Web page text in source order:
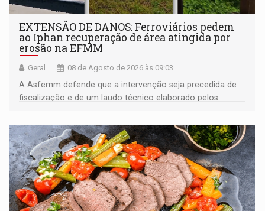
EXTENSÃO DE DANOS: Ferroviários pedem
ao Iphan recuperação de área atingida por
erosão na EFMM
Geral 08 de Agosto de 2026 às 09:03
A Asfemm defende que a intervenção seja precedida de
fiscalização e de um laudo técnico elaborado pelos